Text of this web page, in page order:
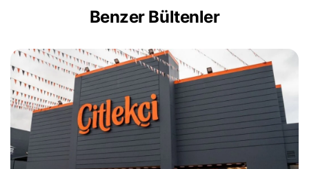
Benzer Bültenler